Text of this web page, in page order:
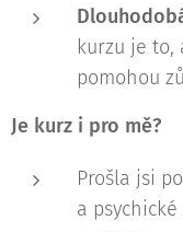
kurzu je to,
pomohou
Je kurz i pro mě?
Prošla jsi
a psychické